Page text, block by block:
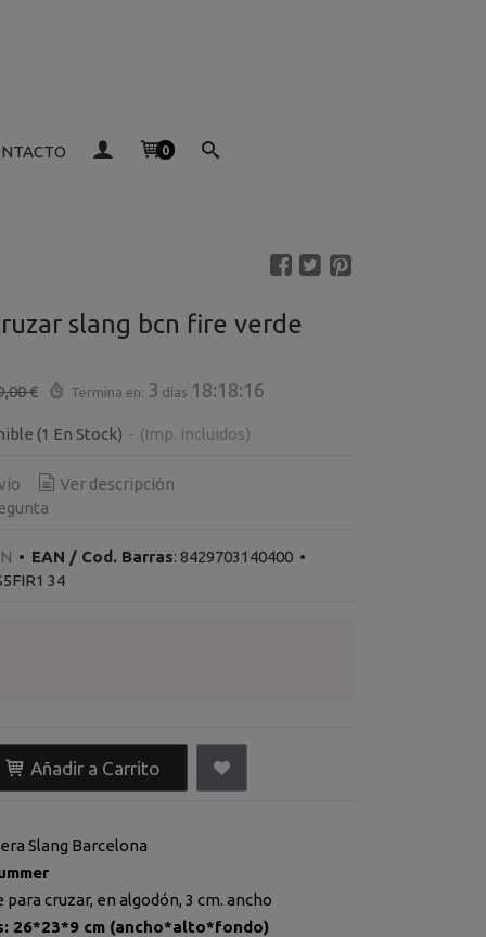
0
slang bcn fire verde
€ Termina en: 3 días 18:18:15
(1 En Stock) - (Imp. Incluidos)
Ver descripción
• EAN / Cod. Barras: 8429703140400•
34
Añadir a Carrito
Slang Barcelona
para cruzar, en algodón, 3 cm. ancho
26*23*9 cm (ancho*alto*fondo)